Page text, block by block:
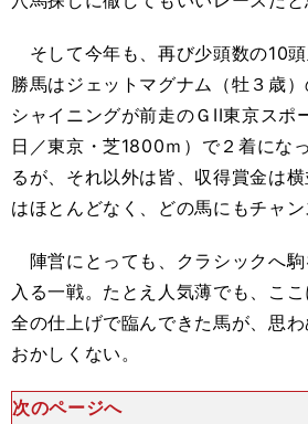
そして今年も、再び少頭数の10
勝馬はジェットマグナム（牡３歳
シャイニングが前走のＧII東京スポ
日／東京・芝1800ｍ）で２着にな
るが、それ以外は皆、収得賞金は
はほとんどなく、どの馬にもチャン
陣営にとっても、クラシックへ
入る一戦。たとえ人気薄でも、こ
全の仕上げで臨んできた馬が、思
おかしくない。
次のページへ